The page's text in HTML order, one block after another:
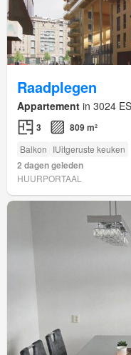
Raadplegen
Appartement in 3024
3 809 m²
Balkon IUitgeruste keuken
2 dagen geleden
HUURPORTAAL